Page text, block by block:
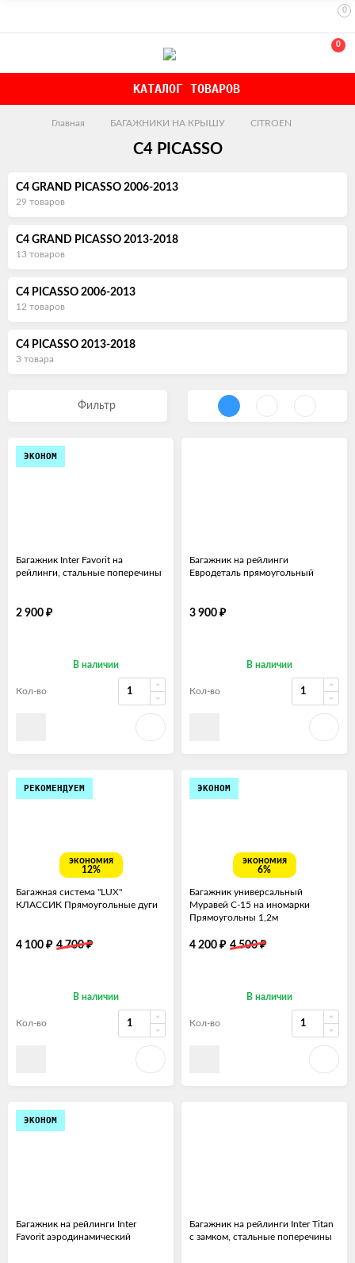
0
0
КАТАЛОГ ТОВАРОВ
Главная БАГАЖНИКИ НА КРЫШУ CITROEN
C4 PICASSO
C4 GRAND PICASSO 2006-2013
29 товаров
C4 GRAND PICASSO 2013-2018
13 товаров
C4 PICASSO 2006-2013
12 товаров
C4 PICASSO 2013-2018
3 товара
Фильтр
ЭКОНОМ
Багажник Inter Favorit на
рейлинги, стальные поперечины
2 900 ₽
В наличии
Кол-во
Багажник на рейлинги
Евродеталь прямоугольный
3 900 ₽
В наличии
Кол-во
РЕКОМЕНДУЕМ
экономия
12%
Багажная система "LUX"
КЛАССИК Прямоугольные дуги
4 100 ₽ 4 700₽
В наличии
Кол-во
ЭКОНОМ
экономия
6%
Багажник универсальный
Муравей С-15 на иномарки
Прямоугольны 1,2м
4 200 ₽ 4 500₽
В наличии
Кол-во
ЭКОНОМ
Багажник на рейлинги Inter
Favorit аэродинамический
Багажник на рейлинги Inter Titan
с замком, стальные поперечины